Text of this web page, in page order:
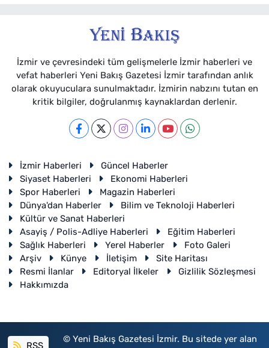
İzmir ve çevresindeki tüm gelişmelerle İzmir haberleri ve
vefat haberleri Yeni Bakış Gazetesi İzmir tarafından anlık
olarak okuyuculara sunulmaktadır. İzmirin nabzını tutan en
kritik bilgiler, doğrulanmış kaynaklardan derlenir.
İzmir Haberleri
Güncel Haberler
Siyaset Haberleri
Ekonomi Haberleri
Spor Haberleri
Magazin Haberleri
Dünya'dan Haberler
Bilim ve Teknoloji Haberleri
Kültür ve Sanat Haberleri
Asayiş / Polis-Adliye Haberleri
Eğitim Haberleri
Sağlık Haberleri
Yerel Haberler
Foto Galeri
Arşiv
Künye İletişim
Site Haritası
Resmi İlanlar
Editoryal İlkeler
Gizlilik Sözleşmesi
Hakkımızda
RSS
© Yeni Bakış Gazetesi İzmir. Bu sitede yer alan